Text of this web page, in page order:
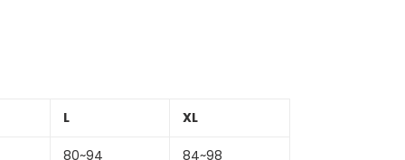
L XL
80~94 84~98